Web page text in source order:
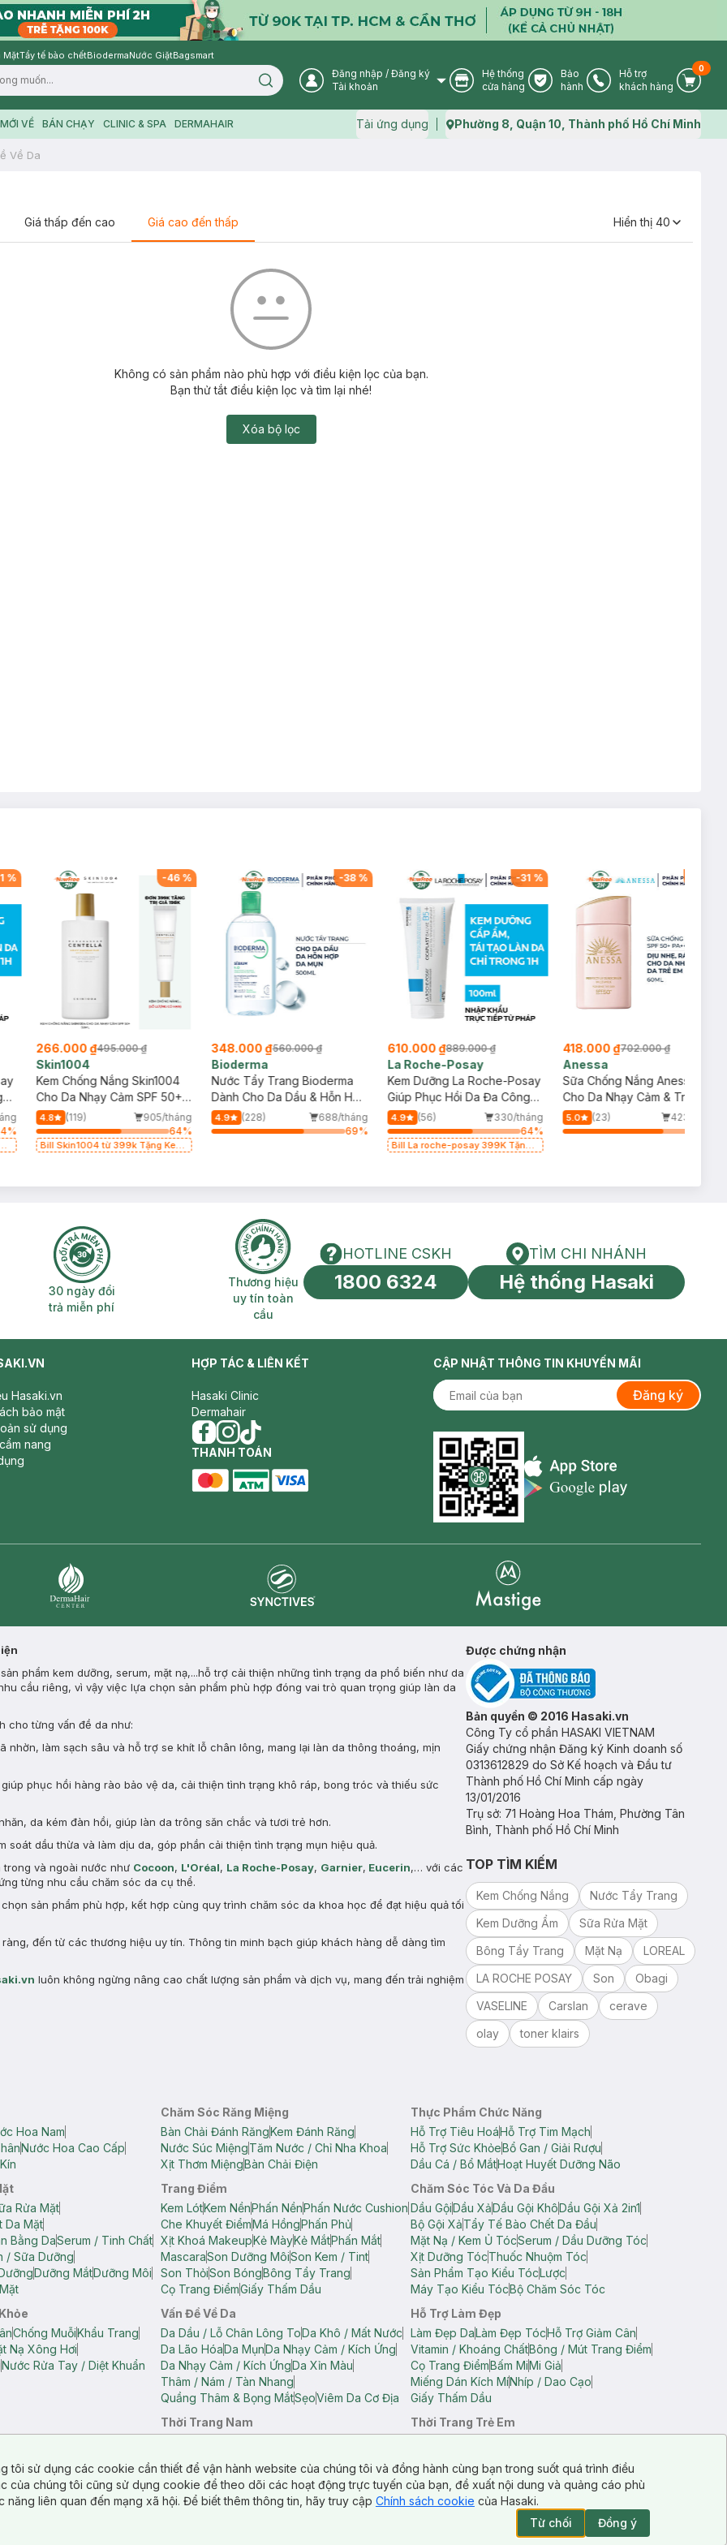
MặtTẩy tế bào chếtBiodermaNước GiặtBagsmart
Search icon User Icon
Đăng nhập / Đăng ký
Tài khoản
Store Icon
Hệ thống
cửa hàng
Warranty Icon
Bảo
hành
Phone Icon
Hỗ trợ
khách hàng
Cart
0
VỀ BÁN CHẠY CLINIC & SPA DERMAHAIR Tải ứng dụng Map icon
Phường 8, Quận 10, Thành phố Hồ Chí Minh
Về Da
Giá thấp đến cao Giá cao đến thấp Hiển thị 40
Không có sản phẩm nào phù hợp với điều kiện lọc của bạn.
Bạn thử tắt điều kiện lọc và tìm lại nhé!
Xóa bộ lọc
%
%
-46%
266.000 ₫495.000 ₫
Skin1004
Kem Chống Nắng Skin1004
Cho Da Nhạy Cảm SPF 50+
50ml
4.8 (119)
905/tháng
64%
Bill Skin1004 từ 399k Tặng Kem
-38%
348.000 ₫560.000 ₫
Bioderma
Nước Tẩy Trang Bioderma
Dành Cho Da Dầu & Hỗn Hợp
500ml
4.9 (228)
688/tháng
69%
-31 %
610.000 ₫889.000 ₫
La Roche-Posay
Kem Dưỡng La Roche-Posay
Giúp Phục Hồi Da Đa Công
Dụng 100ml
4.9 (56)
330/tháng
64%
Bill La roche-posay 399K Tặng
418.000 ₫702.000 ₫
Anessa
Sữa Chống Nắng Anessa
Cho Da Nhạy Cảm & Trẻ Em
60ml (Mới)
5.0 (23)
423/tháng
2H 30 ngày đổi trả miễn phí
30 ngày đổi
trả miễn phí
Thương hiệu uy tín toàn cầu
Thương hiệu
uy tín toàn
cầu
HOTLINE CSKH
HOTLINE CSKH
1800 6324
Tìm chi nhánh
TÌM CHI NHÁNH
Hệ thống Hasaki
Hasaki.vn
bảo mật
sử dụng
nang
HỢP TÁC & LIÊN KẾT
Hasaki Clinic
Dermahair
facebook
instagram
tiktok
THANH TOÁN
CẬP NHẬT THÔNG TIN KHUYẾN MÃI
Đăng ký
Appstore icon
phẩm kem dưỡng, serum, mặt nạ,...hỗ trợ cải thiện những tình trạng da phổ biến như da
cầu riêng, vì vậy việc lựa chọn sản phẩm phù hợp đóng vai trò quan trọng giúp làn da
cho từng vấn đề da như:
nhờn, làm sạch sâu và hỗ trợ se khít lỗ chân lông, mang lại làn da thông thoáng, mịn
phục hồi hàng rào bảo vệ da, cải thiện tình trạng khô ráp, bong tróc và thiếu sức
da kém đàn hồi, giúp làn da trông săn chắc và tươi trẻ hơn.
soát dầu thừa và làm dịu da, góp phần cải thiện tình trạng mụn hiệu quả.
và ngoài nước như Cocoon, L'Oréal, La Roche-Posay, Garnier, Eucerin,… với các
từng nhu cầu chăm sóc da cụ thể.
sản phẩm phù hợp, kết hợp cùng quy trình chăm sóc da khoa học để đạt hiệu quả tối
đến từ các thương hiệu uy tín. Thông tin minh bạch giúp khách hàng dễ dàng tìm
luôn không ngừng nâng cao chất lượng sản phẩm và dịch vụ, mang đến trải nghiệm
Được chứng nhận
Bản quyền © 2016 Hasaki.vn
Công Ty cổ phần HASAKI VIETNAM
Giấy chứng nhận Đăng ký Kinh doanh số
0313612829 do Sở Kế hoạch và Đầu tư
Thành phố Hồ Chí Minh cấp ngày
13/01/2016
Trụ sở: 71 Hoàng Hoa Thám, Phường Tân
Bình, Thành phố Hồ Chí Minh
TOP TÌM KIẾM
Kem Chống Nắng
Nước Tẩy Trang
Kem Dưỡng Ẩm
Sữa Rửa Mặt
Bông Tẩy Trang
Mặt Nạ
LOREAL
LA ROCHE POSAY
Son
Obagi
VASELINE
Carslan
cerave
olay
toner klairs
Hoa Nam
Nước Hoa Cao Cấp
Chăm Sóc Răng Miệng
Bàn Chải Đánh RăngKem Đánh Răng
Nước Súc MiệngTăm Nước / Chỉ Nha Khoa
Xịt Thơm MiệngBàn Chải Điện
Thực Phẩm Chức Năng
Hỗ Trợ Tiêu HoáHỗ Trợ Tim Mạch
Hỗ Trợ Sức KhỏeBổ Gan / Giải Rượu
Dầu Cá / Bổ MắtHoạt Huyết Dưỡng Não
Rửa Mặt
Da Mặt
Bằng DaSerum / Tinh Chất
/ Sữa Dưỡng
Dưỡng MắtDưỡng Môi
Trang Điểm
Kem LótKem NềnPhấn NềnPhấn Nước Cushion
Che Khuyết ĐiểmMá HồngPhấn Phủ
Xịt Khoá MakeupKẻ MàyKẻ MắtPhấn Mắt
MascaraSon Dưỡng MôiSon Kem / Tint
Son ThỏiSon BóngBông Tẩy Trang
Cọ Trang ĐiểmGiấy Thấm Dầu
Chăm Sóc Tóc Và Da Đầu
Dầu GộiDầu XảDầu Gội KhôDầu Gội Xả 2in1
Bộ Gội XảTẩy Tế Bào Chết Da Đầu
Mặt Nạ / Kem Ủ TócSerum / Dầu Dưỡng Tóc
Xịt Dưỡng TócThuốc Nhuộm Tóc
Sản Phẩm Tạo Kiểu TócLược
Máy Tạo Kiểu TócBộ Chăm Sóc Tóc
Chống MuỗiKhẩu Trang
Nạ Xông Hơi
Nước Rửa Tay / Diệt Khuẩn
Vấn Đề Về Da
Da Dầu / Lỗ Chân Lông ToDa Khô / Mất Nước
Da Lão HóaDa MụnDa Nhạy Cảm / Kích Ứng
Da Nhạy Cảm / Kích ỨngDa Xỉn Màu
Thâm / Nám / Tàn Nhang
Quầng Thâm & Bọng MắtSẹoViêm Da Cơ Địa
Hỗ Trợ Làm Đẹp
Làm Đẹp DaLàm Đẹp TócHỗ Trợ Giảm Cân
Vitamin / Khoáng ChấtBông / Mút Trang Điểm
Cọ Trang ĐiểmBấm MiMi Giả
Miếng Dán Kích MíNhíp / Dao Cạo
Giấy Thấm Dầu
Short Nữ
Thời Trang Nam
Thời Trang Trẻ Em
tôi sử dụng các cookie cần thiết để vận hành website của chúng tôi và đồng hành cùng bạn trong suốt quá trình điều
của chúng tôi cũng sử dụng cookie để theo dõi các hoạt động trực tuyến của bạn, đề xuất nội dung và quảng cáo phù
liên quan đến mạng xã hội. Để biết thêm thông tin, hãy truy cập Chính sách cookie của Hasaki.
Từ chối
Đồng ý